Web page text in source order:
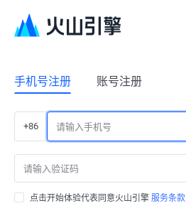
手机号注册 账号注册
+86
点击开始体验代表同意火山引擎 服务条款